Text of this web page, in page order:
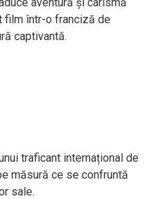
film într-o franciză de
captivantă.
traficant internațional de
măsură ce se confruntă
sale.